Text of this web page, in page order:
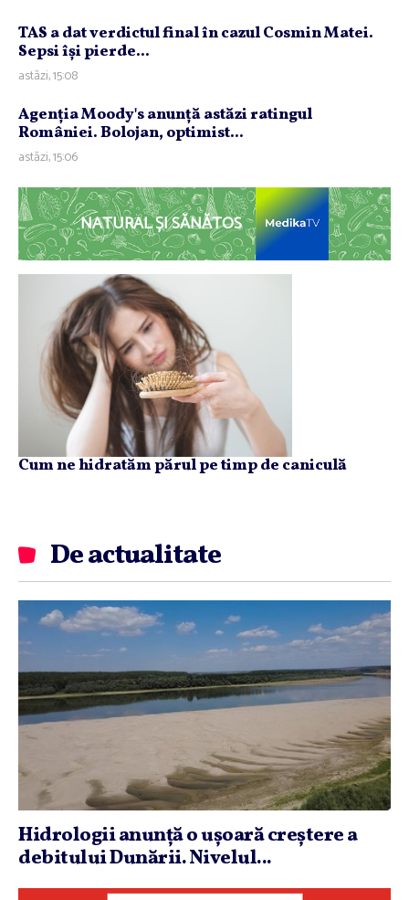
TAS a dat verdictul final în cazul Cosmin Matei.
Sepsi îşi pierde...
astăzi, 15:08
Agenţia Moody's anunţă astăzi ratingul
României. Bolojan, optimist...
astăzi, 15:06
NATURAL ȘI SĂNĂTOS
Cum ne hidratăm părul pe timp de caniculă
De actualitate
Hidrologii anunţă o uşoară creştere a
debitului Dunării. Nivelul...